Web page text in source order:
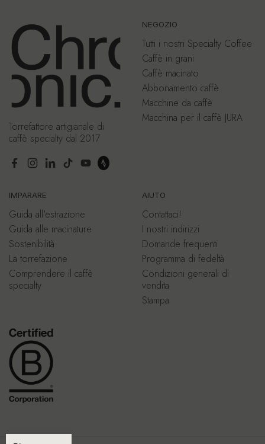
Torrefattore artigianale di
caffè specialty dal 2017
Facebook
Instagram
LinkedIn
TikTokYouTube
NEGOZIO
Tutti i nostri Specialty Coffee
Caffè in grani
Caffè macinato
Abbonamento caffè
Macchine da caffè
Macchina per il caffè JURA
IMPARARE
Guida all'estrazione
Guida alle macinature
Sostenibilità
La torrefazione
Comprendere il caffè
specialty
AIUTO
Contattaci!
I nostri indirizzi
Domande frequenti
Programma di fedeltà
Condizioni generali di
vendita
Stampa